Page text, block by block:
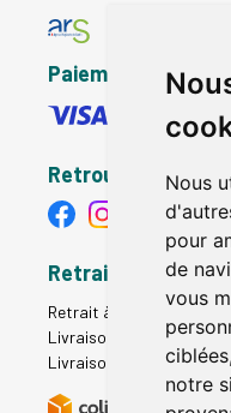
Nous
pour
de
vous
notre
Paiement sécurisé
Retrouvez-nous
Retrait - Livraison
Retrait à la pharmacie -
Livraison en Point Relais
Livraison à domicile